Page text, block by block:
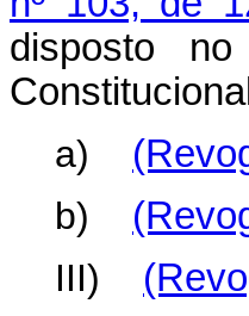
disposto
a)
b)
III)